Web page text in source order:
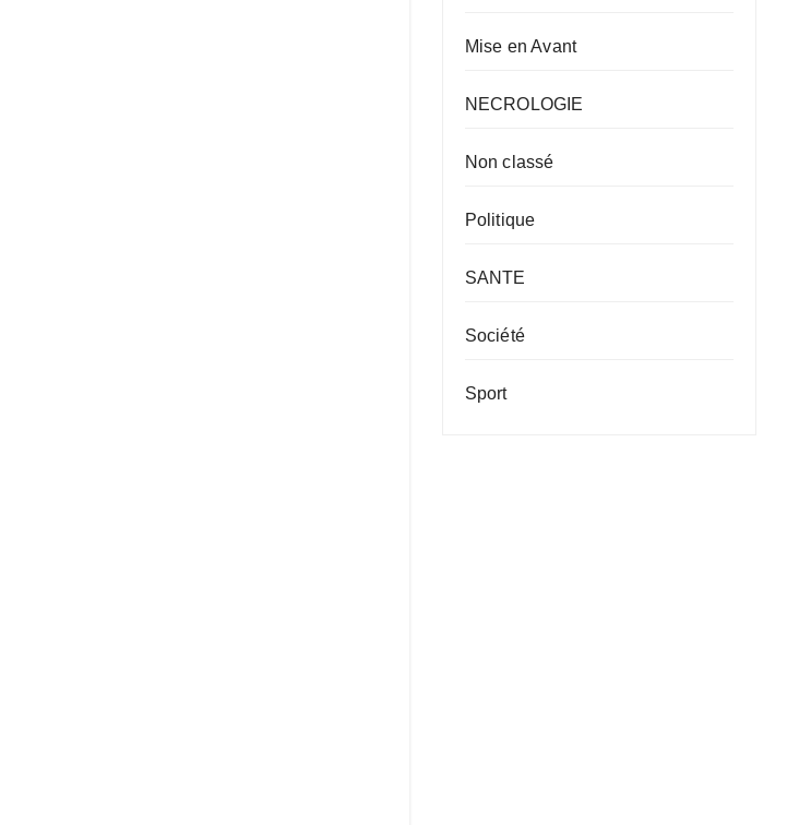
Mise en Avant
NECROLOGIE
Non classé
Politique
SANTE
Société
Sport